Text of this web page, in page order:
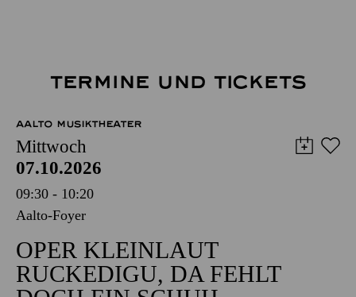
TERMINE UND TICKETS
AALTO MUSIKTHEATER
Mittwoch
07.10.2026
09:30 - 10:20
Aalto-Foyer
OPER KLEINLAUT
RUCKEDIGU, DA FEHLT